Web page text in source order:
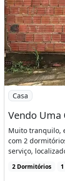
Imagem:
Casa
Muito tranquilo,
com 2
serviço,
2 Dormitórios